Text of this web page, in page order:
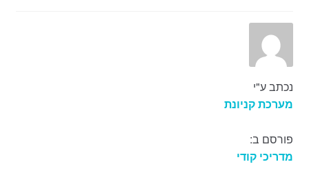
נכתב ע"י
מערכת קניונת
פורסם ב:
מדריכי קודי